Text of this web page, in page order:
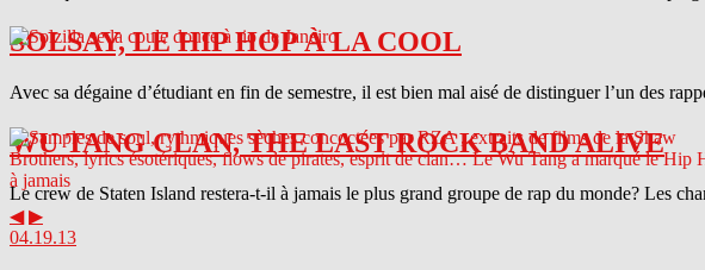
SOLSAY, LE HIP HOP À LA COOL
Avec sa dégaine d’étudiant en fin de semestre, il est bien mal aisé de distinguer l’un des
WU TANG CLAN, THE LAST ROCK BAND ALIVE
Le crew de Staten Island restera-t-il à jamais le plus grand groupe de rap du monde? Les
◀ ▶
04.19.13